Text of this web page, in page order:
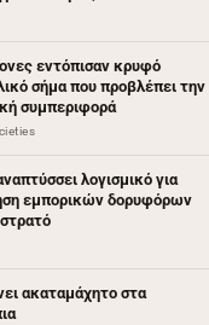
εντόπισαν κρυφό
σήμα που προβλέπει την
συμπεριφορά
λογισμικό για
εμπορικών δορυφόρων
ακαταμάχητο στα